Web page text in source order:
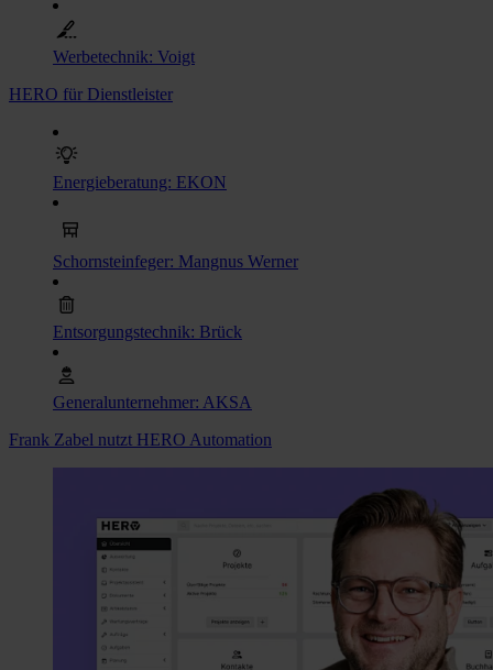
Werbetechnik: Voigt
HERO für Dienstleister
Energieberatung: EKON
Schornsteinfeger: Mangnus Werner
Entsorgungstechnik: Brück
Generalunternehmer: AKSA
Frank Zabel nutzt HERO Automation